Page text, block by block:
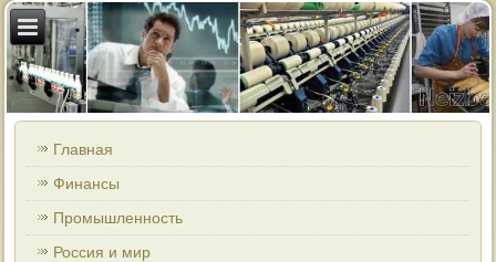
Главная
Финансы
Промышленность
Россия и мир